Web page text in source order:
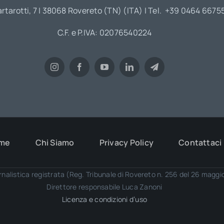
7 | 38068 Rovereto (TN) (ITA) | Tel. +39 0464
C.F. e P.IVA: 02076540224
Chi Siamo Privacy Policy Contattaci
registrata (Reg. Tribunale di Rovereto n. 256 del 26
Direttore responsabile Luca Zanoni
Licenza e condizioni d’uso